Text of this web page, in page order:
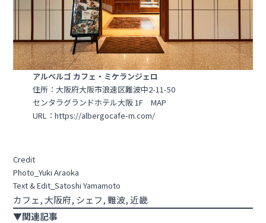
アルベルゴ カフェ・ミケランジェロ
住所：大阪府大阪市浪速区難波中2-11-50
センタラグランドホテル大阪 1F MAP
URL： https://albergocafe-m.com/
Credit
Photo_Yuki Araoka
Text & Edit_Satoshi Yamamoto
カフェ , 大阪府, シェフ, 難波, 近畿
▼関連記事